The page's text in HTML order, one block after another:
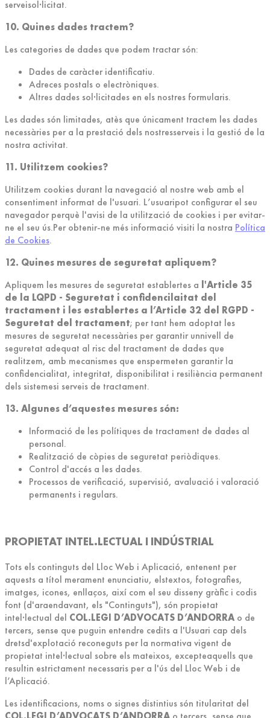
serveisol·licitat.
10. Quines dades tractem?
Les categories de dades que podem tractar són:
Dades de caràcter identificatiu.
Adreces postals o electròniques.
Altres dades sol·licitades en els nostres formularis.
Les dades són limitades, atès que únicament tractem les dades
necessàries per a la prestació dels nostresserveis i la gestió de la
nostra activitat.
11. Utilitzem cookies?
Utilitzem cookies durant la navegació al nostre web amb el
consentiment informat de l'usuari. L’usuaripot configurar el seu
navegador perquè l'avisi de la utilització de cookies i per evitar-
ne el seu ús.Per obtenir-ne més informació visiti la nostra Política
de Cookies.
12. Quines mesures de seguretat apliquem?
Apliquem les mesures de seguretat establertes a l'Article 35
de la LQPD - Seguretat i confidencilaitat del
tractament i les establertes a l’Article 32 del RGPD -
Seguretat del tractament; per tant hem adoptat les
mesures de seguretat necessàries per garantir unnivell de
seguretat adequat al risc del tractament de dades que
realitzem, amb mecanismes que enspermeten garantir la
confidencialitat, integritat, disponibilitat i resiliència permanent
dels sistemesi serveis de tractament.
13. Algunes d’aquestes mesures són:
Informació de les polítiques de tractament de dades al
personal.
Realització de còpies de seguretat periòdiques.
Control d'accés a les dades.
Processos de verificació, supervisió, avaluació i valoració
permanents i regulars.
PROPIETAT INTEL.LECTUAL I INDÚSTRIAL
Tots els continguts del Lloc Web i Aplicació, entenent per
aquests a títol merament enunciatiu, elstextos, fotografies,
imatges, icones, enllaços, així com el seu disseny gràfic i codis
font (d'araendavant, els "Continguts"), són propietat
intel·lectual del COL.LEGI D’ADVOCATS D’ANDORRA o de
tercers, sense que puguin entendre cedits a l'Usuari cap dels
dretsd'explotació reconeguts per la normativa vigent de
propietat intel·lectual sobre els mateixos, excepteaquells que
resultin estrictament necessaris per a l'ús del Lloc Web i de
l’Aplicació.
Les identificacions, noms o signes distintius són titularitat del